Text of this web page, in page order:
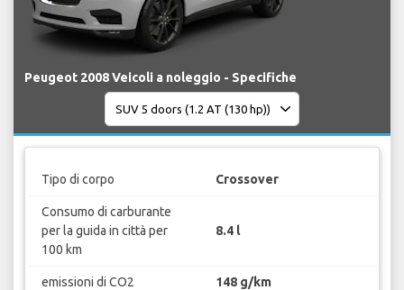
Peugeot 2008 Veicoli a noleggio - Specifiche
Tipo di corpo Crossover
Consumo di carburante
per la guida in città per
100 km
8.4 l
emissioni di CO2 148 g/km